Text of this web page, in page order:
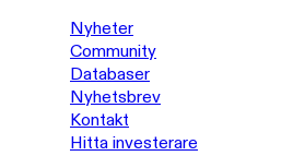
Nyheter
Community
Databaser
Nyhetsbrev
Kontakt
Hitta investerare